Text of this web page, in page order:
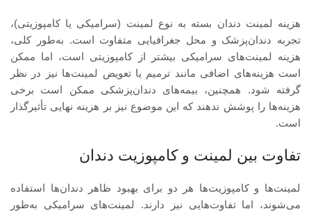
هزینه لمینت دندان بسته به نوع لمینت (سرامیکی یا کامپوزیتی)،
تجربه دندان‌پزشک و محل جغرافیایی متفاوت است. به‌طور کلی،
هزینه لمینت‌های سرامیکی بیشتر از کامپوزیتی است، اما ممکن
است هزینه‌های اضافی مانند ترمیم یا تعویض لمینت‌ها نیز در نظر
گرفته شود. همچنین، بیمه‌های دندان‌پزشکی ممکن است برخی
هزینه‌ها را پوشش ندهند که این موضوع نیز بر هزینه نهایی تأثیرگذار
است.
تفاوت بین لمینت و کامپوزیت دندان
لمینت‌ها و کامپوزیت‌ها هر دو برای بهبود ظاهر دندان‌ها استفاده
می‌شوند، اما تفاوت‌هایی نیز دارند. لمینت‌های سرامیکی به‌طور